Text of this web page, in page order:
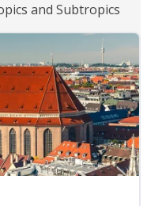
and Subtropics